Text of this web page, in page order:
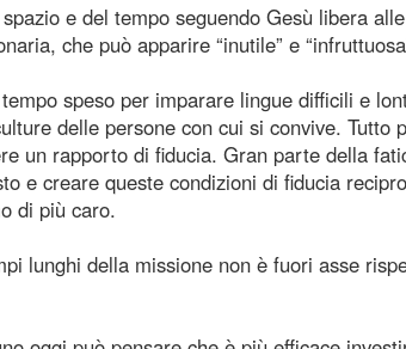
e del tempo seguendo Gesù libera
che può apparire “inutile” e
speso per imparare lingue difficili e
delle persone con cui si convive. Tutto
un rapporto di fiducia. Gran parte della
e creare queste condizioni di fiducia
di più caro.
lunghi della missione non è fuori asse